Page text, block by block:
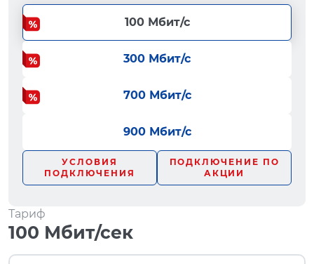
100 Мбит/с
300 Мбит/с
700 Мбит/с
900 Мбит/с
УСЛОВИЯ
ПОДКЛЮЧЕНИЯ
ПОДКЛЮЧЕНИЕ ПО
АКЦИИ
Тариф
100 Мбит/сек